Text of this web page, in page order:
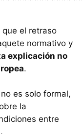
que el retraso
normativo y
explicación no
.
es solo formal,
la
entre